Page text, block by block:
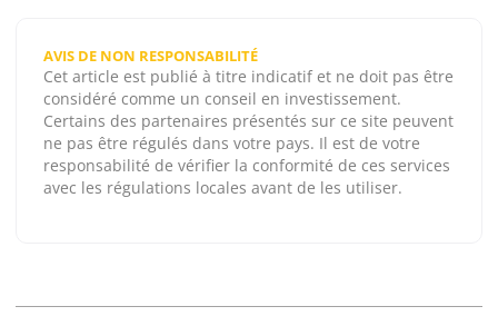
AVIS DE NON RESPONSABILITÉ
Cet article est publié à titre indicatif et ne doit pas être
considéré comme un conseil en investissement.
Certains des partenaires présentés sur ce site peuvent
ne pas être régulés dans votre pays. Il est de votre
responsabilité de vérifier la conformité de ces services
avec les régulations locales avant de les utiliser.